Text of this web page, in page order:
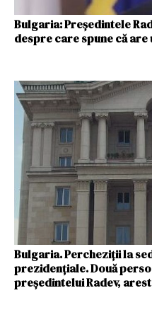
Bulgaria: Preşedintele
despre care spune că
Bulgaria. Percheziţii la
prezidenţiale. Două
preşedintelui Radev,